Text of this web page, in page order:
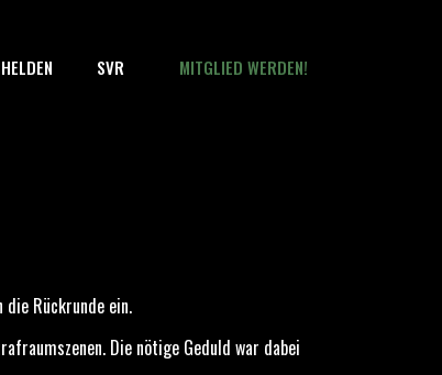
SVR MITGLIED WERDEN!
Rückrunde ein.
Die nötige Geduld war dabei